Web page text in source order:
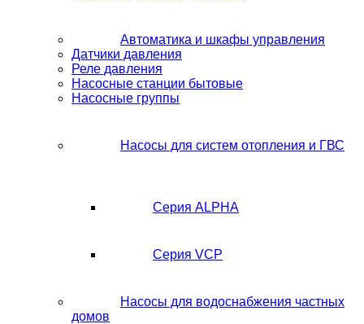
Автоматика и шкафы управления
Датчики давления
Реле давления
Насосные станции бытовые
Насосные группы
Насосы для систем отопления и ГВС
Серия ALPHA
Серия VCP
Насосы для водоснабжения частных
домов